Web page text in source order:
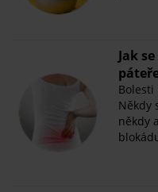
Jak
Někdy
někdy